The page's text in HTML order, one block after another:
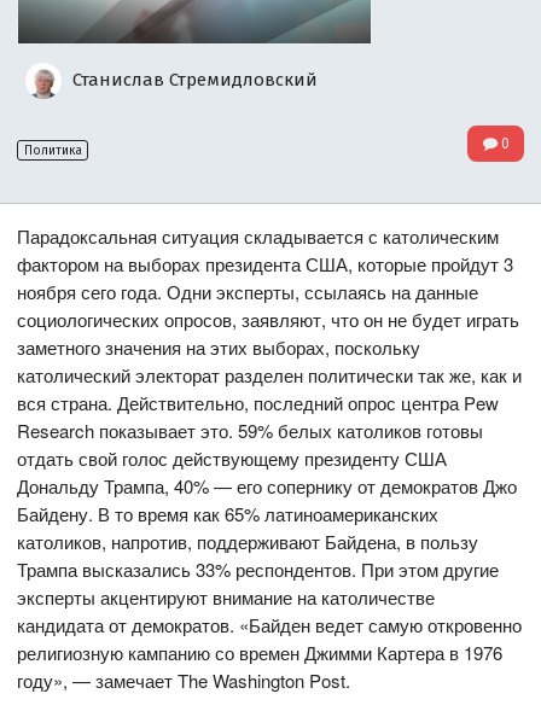
Станислав Стремидловский
Политика 0
Парадоксальная ситуация складывается с католическим
фактором на выборах президента США, которые пройдут 3
ноября сего года. Одни эксперты, ссылаясь на данные
социологических опросов, заявляют, что он не будет играть
заметного значения на этих выборах, поскольку
католический электорат разделен политически так же, как и
вся страна. Действительно, последний опрос центра Pew
Research показывает это. 59% белых католиков готовы
отдать свой голос действующему президенту США
Дональду Трампа, 40% — его сопернику от демократов Джо
Байдену. В то время как 65% латиноамериканских
католиков, напротив, поддерживают Байдена, в пользу
Трампа высказались 33% респондентов. При этом другие
эксперты акцентируют внимание на католичестве
кандидата от демократов. «Байден ведет самую откровенно
религиозную кампанию со времен Джимми Картера в 1976
году», — замечает The Washington Post.